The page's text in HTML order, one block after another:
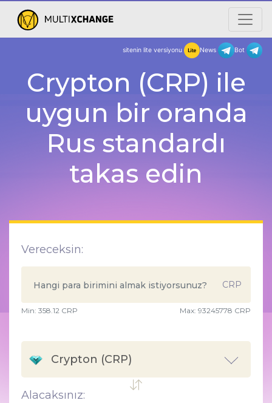
Crypton (CRP) ile
uygun bir oranda
Rus standardı
takas edin
Vereceksin:
CRP
Min: 358.12 CRP Max: 93245778 CRP
Crypton (CRP)
Alacaksınız: